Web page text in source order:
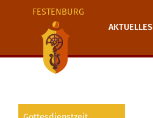
FESTENBURG
AKTUELLES